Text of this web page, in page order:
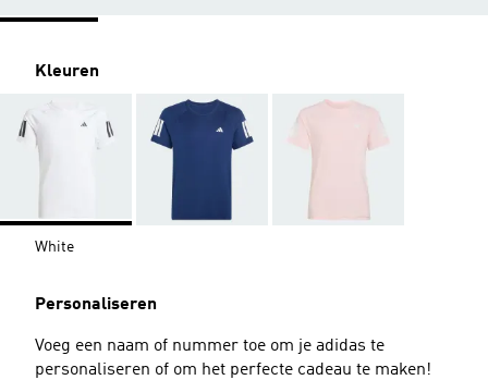
Kleuren
White
Personaliseren
Voeg een naam of nummer toe om je adidas te
personaliseren of om het perfecte cadeau te maken!